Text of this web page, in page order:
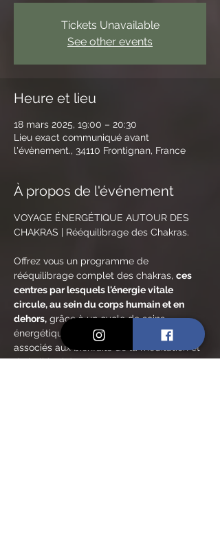
Tickets Unavailable
See other events
Heure et lieu
18 mars 2025, 19:00 – 20:30
Lieu exact communiqué avant
l'évènement., 34110 Frontignan, France
À propos de l'événement
VOYAGE ÉNERGÉTIQUE AUTOUR DES
CHAKRAS | Rééquilibrage des Chakras.
Offrez vous un programme de
rééquilibrage complet des chakras, ces
centres par lesquels l'énergie vitale
circule, au sein du corps humain et en
dehors, grâce à un cycle de soins
énergétiques aux huiles essentielles
associés aux bienfaits de la méditation et
de la lithothérapie.